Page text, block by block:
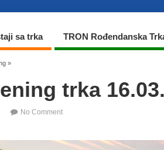
sa trka TRON Rođendanska
»
trka
No Comment